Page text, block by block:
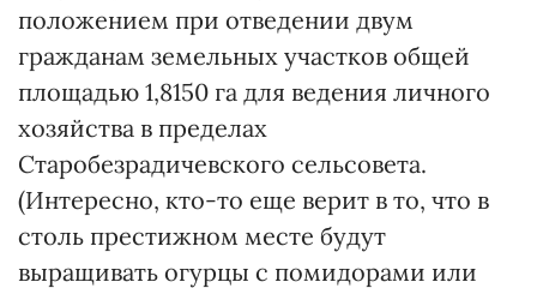
положением при отведении двум
гражданам земельных участков общей
площадью 1,8150 га для ведения личного
хозяйства в пределах
Старобезрадичевского сельсовета.
(Интересно, кто-то еще верит в то, что в
столь престижном месте будут
выращивать огурцы с помидорами или